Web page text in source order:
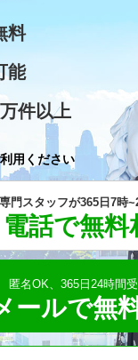
料
能
件以上
用ください
専門スタッフが365日7時
電話で無料
匿名OK、365日24時間受
ールで無